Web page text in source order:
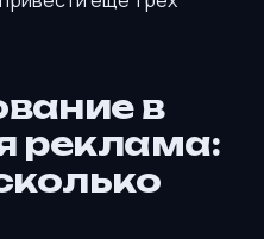
в
реклама: